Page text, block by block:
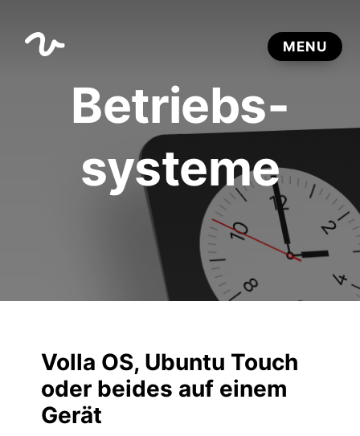
Betriebs­
systeme
Volla OS, Ubuntu Touch
oder beides auf einem
Gerät